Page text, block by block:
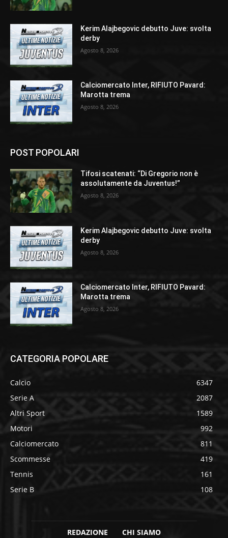
Kerim Alajbegovic debutto Juve: svolta
derby
Agosto 8, 2026
Calciomercato Inter, RIFIUTO Pavard:
Marotta trema
Agosto 8, 2026
POST POPOLARI
Tifosi scatenati: “Di Gregorio non è
assolutamente da Juventus!”
Agosto 8, 2026
Kerim Alajbegovic debutto Juve: svolta
derby
Agosto 8, 2026
Calciomercato Inter, RIFIUTO Pavard:
Marotta trema
Agosto 8, 2026
CATEGORIA POPOLARE
Calcio
6347
Serie A
2087
Altri Sport
1589
Motori
992
Calciomercato
811
Scommesse
419
Tennis
161
Serie B
108
REDAZIONE CHI SIAMO